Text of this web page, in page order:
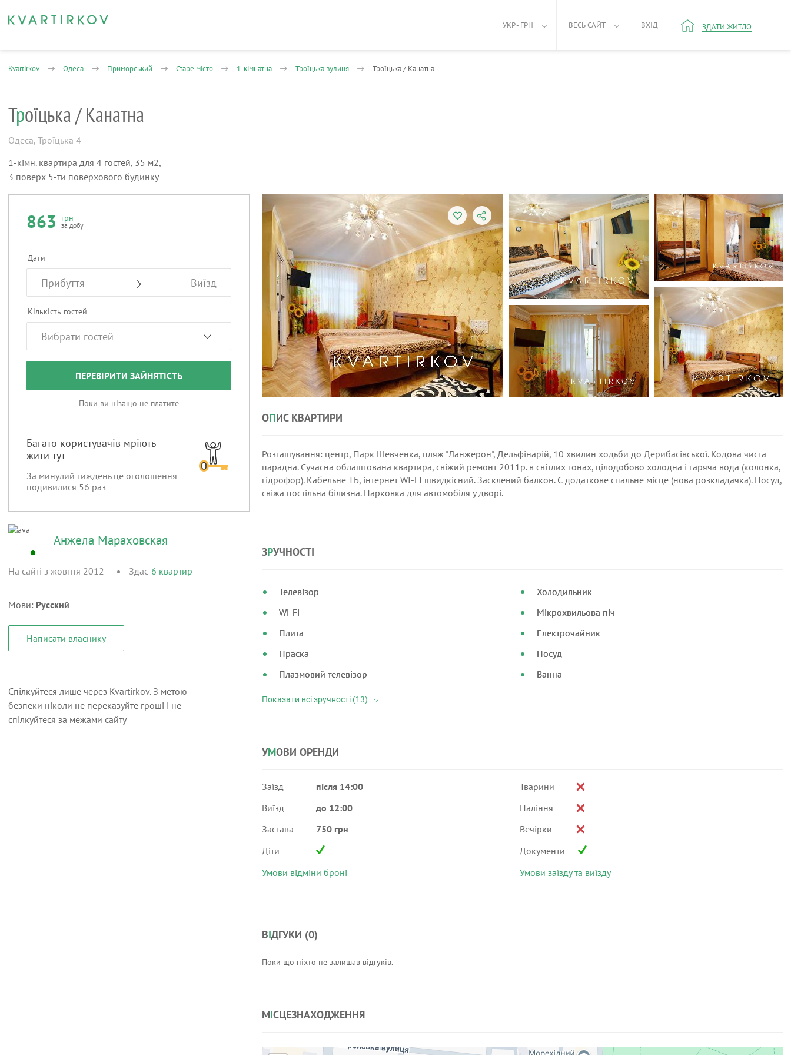
УКР - ГРН ВЕСЬ САЙТ ВХІД ЗДАТИ ЖИТЛО
Kvartirkov Одеса Приморський Старе місто 1-кімнатна Троїцька вулиця Троїцька / Канатна
Троїцька / Канатна
Одеса, Троїцька 4
1-кімн. квартира для 4 гостей, 35 м2,
3 поверх 5-ти поверхового будинку
863 грн
за добу
Дати
Прибуття Виїзд
Кількість гостей
ПЕРЕВІРИТИ ЗАЙНЯТІСТЬ
Поки ви нізащо не платите
Багато користувачів мріють
жити тут
За минулий тиждень це оголошення
подивилися 56 раз
Анжела Мараховская
На сайті з жовтня 2012 Здає 6 квартир
Мови: Русский
Написати власнику
Спілкуйтеся лише через Kvartirkov. З метою
безпеки ніколи не переказуйте гроші і не
спілкуйтеся за межами сайту
ОПИС КВАРТИРИ
Розташування: центр, Парк Шевченка, пляж "Ланжерон", Дельфінарій, 10 хвилин ходьби до Дерибасівської. Кодова чиста
парадна. Сучасна облаштована квартира, свіжий ремонт 2011р. в світлих тонах, цілодобово холодна і гаряча вода (колонка,
гідрофор). Кабельне ТБ, інтернет WI-FI швидкісний. Засклений балкон. Є додаткове спальне місце (нова розкладачка). Посуд,
свіжа постільна білизна. Парковка для автомобіля у дворі.
ЗРУЧНОСТІ
Телевізор
Wi-Fi
Плита
Праска
Плазмовий телевізор
Холодильник
Мікрохвильова піч
Електрочайник
Посуд
Ванна
УМОВИ ОРЕНДИ
Заїзд
після 14:00
Виїзд
до 12:00
Застава
750 грн
Діти
Умови відміни броні
Тварини
Паління
Вечірки
Документи
Умови заїзду та виїзду
ВІДГУКИ (0)
Поки що ніхто не залишав відгуків.
МІСЦЕЗНАХОДЖЕННЯ